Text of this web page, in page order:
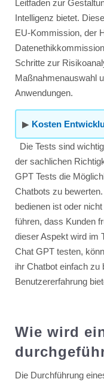
Leitfaden zur
Intelligenz bietet.
EU-Kommission, der
Schritte zur
Maßnahmenauswahl
Anwendungen.
▶ Kosten
Die Tests sind
der sachlichen
GPT Tests die
Chatbots zu
bedienen ist oder
führen, dass Kunden
dieser Aspekt wird im
Chat GPT testen,
ihr Chatbot einfach zu
Benutzererfahrung
Wie wird
Die Durchführung